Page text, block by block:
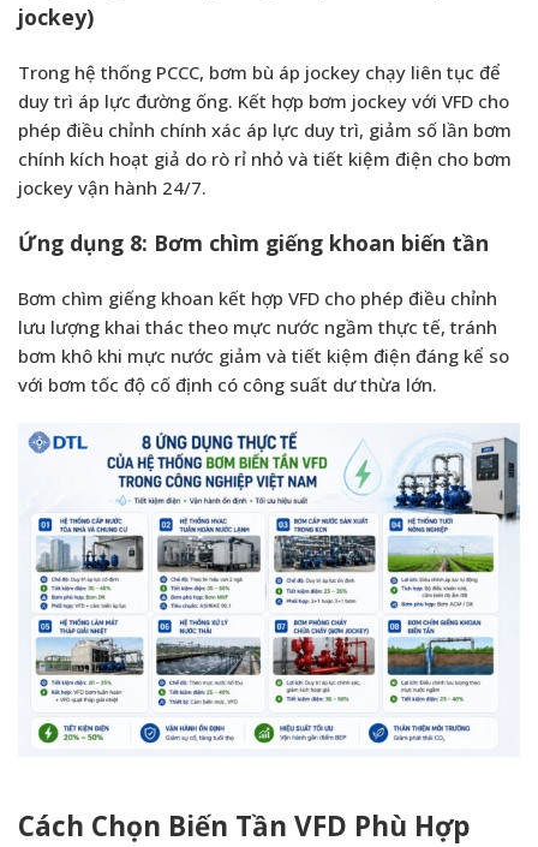
jockey)
Trong hệ thống PCCC, bơm bù áp jockey chạy liên tục để
duy trì áp lực đường ống. Kết hợp bơm jockey với VFD cho
phép điều chỉnh chính xác áp lực duy trì, giảm số lần bơm
chính kích hoạt giả do rò rỉ nhỏ và tiết kiệm điện cho bơm
jockey vận hành 24/7.
Ứng dụng 8: Bơm chìm giếng khoan biến tần
Bơm chìm giếng khoan kết hợp VFD cho phép điều chỉnh
lưu lượng khai thác theo mực nước ngầm thực tế, tránh
bơm khô khi mực nước giảm và tiết kiệm điện đáng kể so
với bơm tốc độ cố định có công suất dư thừa lớn.
Cách Chọn Biến Tần VFD Phù Hợp